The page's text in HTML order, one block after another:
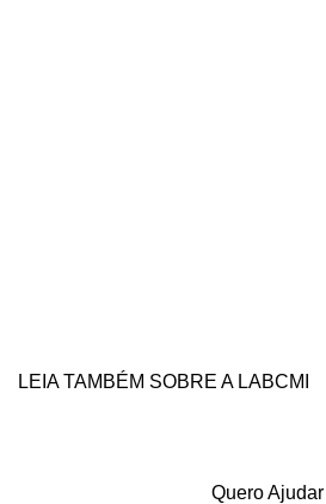
LEIA TAMBÉM SOBRE A LABCMI
Quero Ajudar